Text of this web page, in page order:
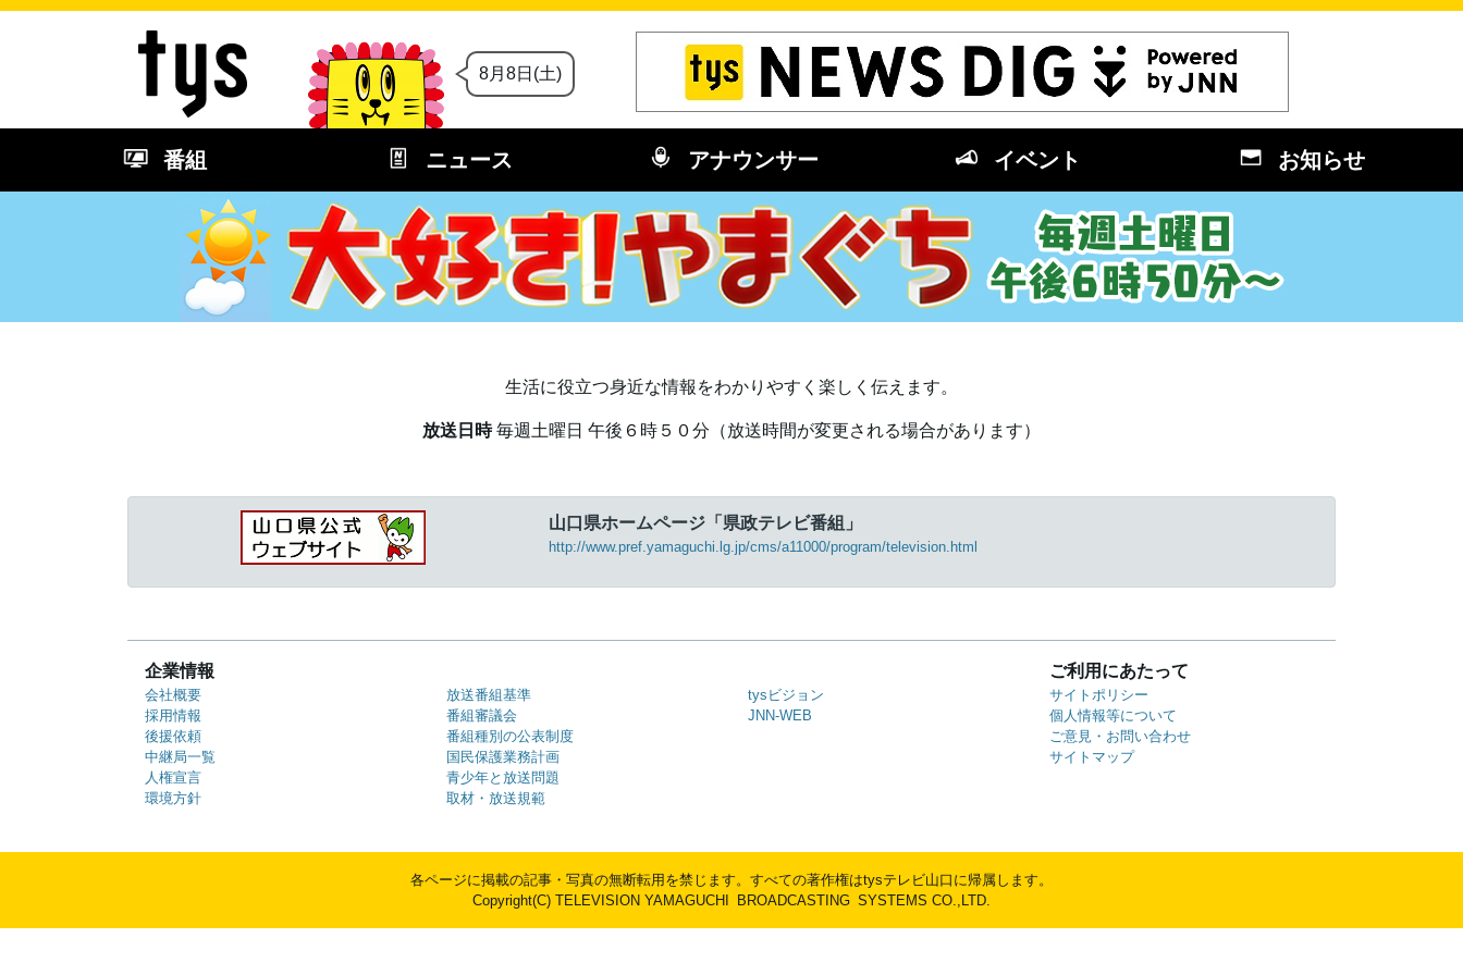
8月8日(土)
番組 ニュース アナウンサー イベント お知らせ
生活に役立つ身近な情報をわかりやすく楽しく伝えます。
放送日時 毎週土曜日 午後６時５０分（放送時間が変更される場合があります）
山口県ホームページ「県政テレビ番組」
http://www.pref.yamaguchi.lg.jp/cms/a11000/program/television.html
企業情報
会社概要
採用情報
後援依頼
中継局一覧
人権宣言
環境方針
放送番組基準
番組審議会
番組種別の公表制度
国民保護業務計画
青少年と放送問題
取材・放送規範
tysビジョン
JNN-WEB
ご利用にあたって
サイトポリシー
個人情報等について
ご意見・お問い合わせ
サイトマップ
各ページに掲載の記事・写真の無断転用を禁じます。 すべての著作権はtysテレビ山口に帰属します。
Copyright(C) TELEVISION YAMAGUCHI BROADCASTING SYSTEMS CO.,LTD.